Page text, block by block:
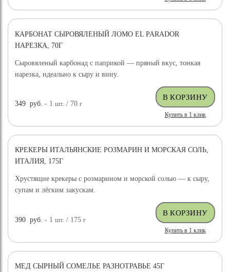
КАРБОНАТ СЫРОВЯЛЕНЫЙ ЛОМО EL PARADOR
НАРЕЗКА, 70Г
Сыровяленый карбонад с паприкой — пряный вкус, тонкая
нарезка, идеально к сыру и вину.
349 руб. - 1шт. / 70г
Купить в 1 клик
КРЕКЕРЫ ИТАЛЬЯНСКИЕ РОЗМАРИН И МОРСКАЯ СОЛЬ,
ИТАЛИЯ, 175Г
Хрустящие крекеры с розмарином и морской солью — к сыру,
супам и лёгким закускам.
390 руб. - 1шт. / 175г
Купить в 1 клик
МЕД СЫРНЫЙ СОМЕЛЬЕ РАЗНОТРАВЬЕ 45Г